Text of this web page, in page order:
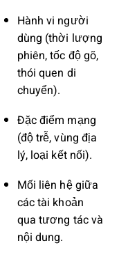
Hành vi người
dùng (thời lượng
phiên, tốc độ gõ,
thói quen di
chuyển).
Đặc điểm mạng
(độ trễ, vùng địa
lý, loại kết nối).
Mối liên hệ giữa
các tài khoản
qua tương tác và
nội dung.